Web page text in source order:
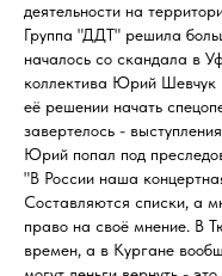
деятельности на
Группа "ДДТ" решила
началось со скандала в
коллектива Юрий Шевчук
её решении начать
завертелось -
Юрий попал под
"В России наша
Составляются списки, а
право на своё мнение. В
времен, а в Кургане